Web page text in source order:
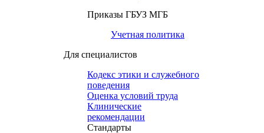
Приказы ГБУЗ МГБ
Учетная политика
Для специалистов
Кодекс этики и служебного
поведения
Оценка условий труда
Клинические
рекомендации
Cтандарты